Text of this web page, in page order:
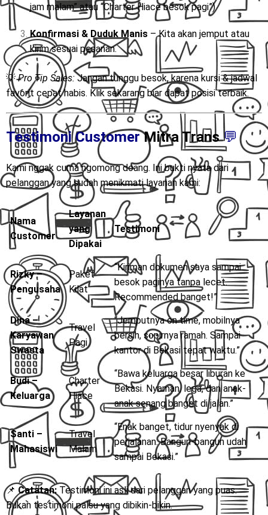
jam malam” atau “Charter Hiace besok pagi”)
Konfirmasi & Duduk Manis – Kita akan jemput atau
kirim sesuai pesanan.
💡Pro Tip Sales:Jangan tunggu besok, karena kursi & jadwal
favorit cepat habis. Klik sekarang biar dapat posisi terbaik.
Testimoni CustomerMitra Trans💬
Kami nggak cuma ngomong doang. Ini bukti nyata dari
pelanggan yang sudah menikmati layanan kami:
Nama
Customer
Layanan
yang
Dipakai
Testimoni
Rizky –
Pengusaha
Paket
Kilat
“Kiriman dokumen saya sampai
besok paginya tanpa lecet.
Recommended banget!”
Dina –
Karyawan
Swasta
Travel
Pagi
“Jemputnya on time, mobilnya
bersih, sopirnya ramah. Sampai
kantor di Bekasi tepat waktu.”
Budi –
Keluarga
Charter
Hiace
“Bawa keluarga besar liburan ke
Bekasi. Nyaman, lega, dan anak-
anak senang banget di jalan.”
Santi –
Mahasiswi
Travel
Malam
“Enak banget, tidur nyenyak di
perjalanan. Bangun-bangun udah
sampai Bekasi.”
📌 Catatan: Testimoni ini asli dari pelanggan yang puas.
Bukan testimoni palsu yang dibikin-bikin.